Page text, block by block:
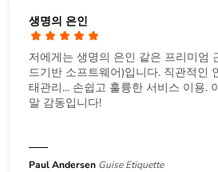
생명의 은인
저에게는 생명의 은인 같은 프리미엄
드기반 소프트웨어)입니다. 직관적인
태관리... 손쉽고 훌륭한 서비스 이용.
말 감동입니다!
Paul Andersen Guise Etiquette